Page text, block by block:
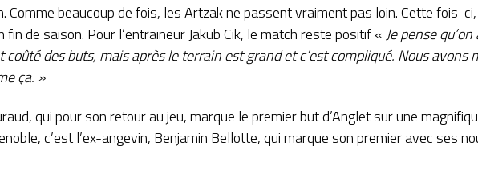
Comme beaucoup de fois, les Artzak ne passent vraiment pas loin. Cette fois-
de saison. Pour l’entraineur Jakub Cik, le match reste positif «Je pense
des buts, mais après le terrain est grand et c’est compliqué. Nous avons
ça. »
qui pour son retour au jeu, marque le premier but d’Anglet sur une
c’est l’ex-angevin, Benjamin Bellotte, qui marque son premier avec ses